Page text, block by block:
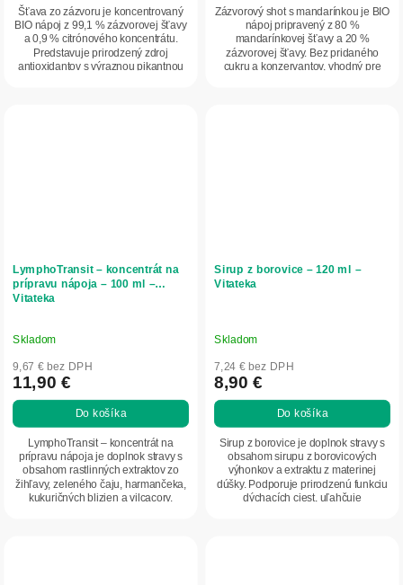
Šťava zo zázvoru je koncentrovaný
BIO nápoj z 99,1 % zázvorovej šťavy
a 0,9 % citrónového koncentrátu.
Predstavuje prirodzený zdroj
antioxidantov s výraznou pikantnou
Zázvorový shot s mandarínkou je BIO
nápoj pripravený z 80 %
mandarínkovej šťavy a 20 %
zázvorovej šťavy. Bez pridaného
cukru a konzervantov, vhodný pre
LymphoTransit – koncentrát na
prípravu nápoja – 100 ml –
Vitateka
Skladom
9,67 € bez DPH
11,90 €
Do košíka
LymphoTransit – koncentrát na
prípravu nápoja je doplnok stravy s
obsahom rastlinných extraktov zo
žihľavy, zeleného čaju, harmančeka,
kukuričných blizien a vilcacory.
Sirup z borovice – 120 ml –
Vitateka
Skladom
7,24 € bez DPH
8,90 €
Do košíka
Sirup z borovice je doplnok stravy s
obsahom sirupu z borovicových
výhonkov a extraktu z materinej
dúšky. Podporuje prirodzenú funkciu
dýchacích ciest, uľahčuje